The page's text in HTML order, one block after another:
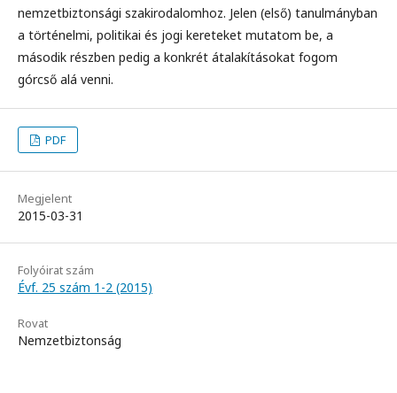
nemzetbiztonsági szakirodalomhoz. Jelen (első) tanulmányban
a történelmi, politikai és jogi kereteket mutatom be, a
második részben pedig a konkrét átalakításokat fogom
górcső alá venni.
PDF
Megjelent
2015-03-31
Folyóirat szám
Évf. 25 szám 1-2 (2015)
Rovat
Nemzetbiztonság